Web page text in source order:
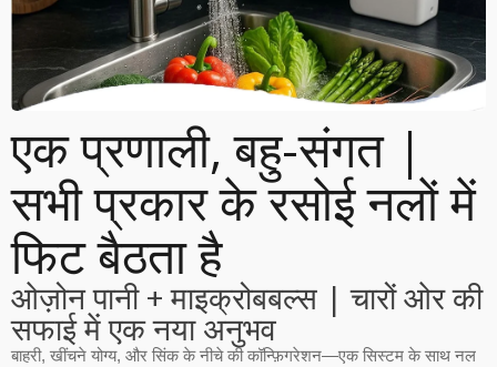
एक प्रणाली, बहु-संगत |
सभी प्रकार के रसोई नलों में
फिट बैठता है
ओज़ोन पानी + माइक्रोबबल्स | चारों ओर की
सफाई में एक नया अनुभव
बाहरी, खींचने योग्य, और सिंक के नीचे की कॉन्फ़िगरेशन—एक सिस्टम के साथ नल